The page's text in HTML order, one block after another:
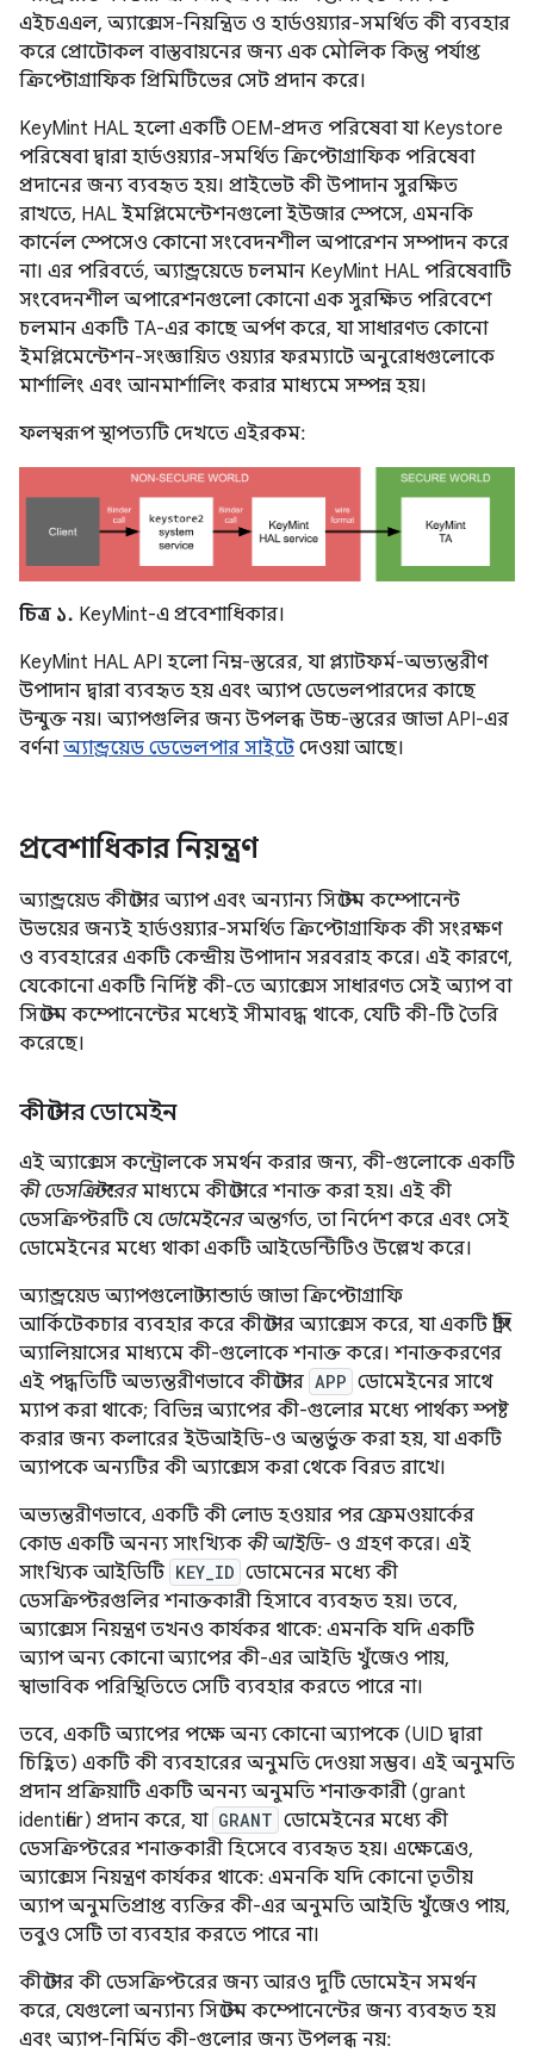
এইচএএল, অ্যাক্সেস-নিয়ন্ত্রিত ও হার্ডওয়্যার-সমর্থিত কী ব্যবহার
করে প্রোটোকল বাস্তবায়নের জন্য এক মৌলিক কিন্তু পর্যাপ্ত
ক্রিপ্টোগ্রাফিক প্রিমিটিভের সেট প্রদান করে।
KeyMint HAL হলো একটি OEM-প্রদত্ত পরিষেবা যা Keystore
পরিষেবা দ্বারা হার্ডওয়্যার-সমর্থিত ক্রিপ্টোগ্রাফিক পরিষেবা
প্রদানের জন্য ব্যবহৃত হয়। প্রাইভেট কী উপাদান সুরক্ষিত
রাখতে, HAL ইমপ্লিমেন্টেশনগুলো ইউজার স্পেসে, এমনকি
কার্নেল স্পেসেও কোনো সংবেদনশীল অপারেশন সম্পাদন করে
না। এর পরিবর্তে, অ্যান্ড্রয়েডে চলমান KeyMint HAL পরিষেবাটি
সংবেদনশীল অপারেশনগুলো কোনো এক সুরক্ষিত পরিবেশে
চলমান একটি TA-এর কাছে অর্পণ করে, যা সাধারণত কোনো
ইমপ্লিমেন্টেশন-সংজ্ঞায়িত ওয়্যার ফরম্যাটে অনুরোধগুলোকে
মার্শালিং এবং আনমার্শালিং করার মাধ্যমে সম্পন্ন হয়।
ফলস্বরূপ স্থাপত্যটি দেখতে এইরকম:
চিত্র ১. KeyMint-এ প্রবেশাধিকার।
KeyMint HAL API হলো নিম্ন-স্তরের, যা প্ল্যাটফর্ম-অভ্যন্তরীণ
উপাদান দ্বারা ব্যবহৃত হয় এবং অ্যাপ ডেভেলপারদের কাছে
উন্মুক্ত নয়। অ্যাপগুলির জন্য উপলব্ধ উচ্চ-স্তরের জাভা API-এর
বর্ণনাঅ্যান্ড্রয়েড ডেভেলপার সাইটে দেওয়া আছে।
প্রবেশাধিকার নিয়ন্ত্রণ
অ্যান্ড্রয়েড কীস্টোর অ্যাপ এবং অন্যান্য সিস্টেম কম্পোনেন্ট
উভয়ের জন্যই হার্ডওয়্যার-সমর্থিত ক্রিপ্টোগ্রাফিক কী সংরক্ষণ
ও ব্যবহারের একটি কেন্দ্রীয় উপাদান সরবরাহ করে। এই কারণে,
যেকোনো একটি নির্দিষ্ট কী-তে অ্যাক্সেস সাধারণত সেই অ্যাপ বা
সিস্টেম কম্পোনেন্টের মধ্যেই সীমাবদ্ধ থাকে, যেটি কী-টি তৈরি
করেছে।
কীস্টোর ডোমেইন
এই অ্যাক্সেস কন্ট্রোলকে সমর্থন করার জন্য, কী-গুলোকে একটি
কী ডেসক্রিপ্টরেরমাধ্যমে কীস্টোরে শনাক্ত করা হয়। এই কী
ডেসক্রিপ্টরটি যে ডোমেইনেরঅন্তর্গত, তা নির্দেশ করে এবং সেই
ডোমেইনের মধ্যে থাকা একটি আইডেন্টিটিও উল্লেখ করে।
অ্যান্ড্রয়েড অ্যাপগুলো স্ট্যান্ডার্ড জাভা ক্রিপ্টোগ্রাফি
আর্কিটেকচার ব্যবহার করে কীস্টোর অ্যাক্সেস করে, যা একটি স্ট্রিং
অ্যালিয়াসের মাধ্যমে কী-গুলোকে শনাক্ত করে। শনাক্তকরণের
এই পদ্ধতিটি অভ্যন্তরীণভাবে কীস্টোর APP ডোমেইনের সাথে
ম্যাপ করা থাকে; বিভিন্ন অ্যাপের কী-গুলোর মধ্যে পার্থক্য স্পষ্ট
করার জন্য কলারের ইউআইডি-ও অন্তর্ভুক্ত করা হয়, যা একটি
অ্যাপকে অন্যটির কী অ্যাক্সেস করা থেকে বিরত রাখে।
অভ্যন্তরীণভাবে, একটি কী লোড হওয়ার পর ফ্রেমওয়ার্কের
কোড একটি অনন্য সাংখ্যিক কী আইডি- ও গ্রহণ করে। এই
সাংখ্যিক আইডিটি KEY_ID ডোমেনের মধ্যে কী
ডেসক্রিপ্টরগুলির শনাক্তকারী হিসাবে ব্যবহৃত হয়। তবে,
অ্যাক্সেস নিয়ন্ত্রণ তখনও কার্যকর থাকে: এমনকি যদি একটি
অ্যাপ অন্য কোনো অ্যাপের কী-এর আইডি খুঁজেও পায়,
স্বাভাবিক পরিস্থিতিতে সেটি ব্যবহার করতে পারে না।
তবে, একটি অ্যাপের পক্ষে অন্য কোনো অ্যাপকে (UID দ্বারা
চিহ্নিত) একটি কী ব্যবহারের অনুমতি দেওয়া সম্ভব। এই অনুমতি
প্রদান প্রক্রিয়াটি একটি অনন্য অনুমতি শনাক্তকারী (grant
identifier) ​​প্রদান করে, যা GRANT ডোমেইনের মধ্যে কী
ডেসক্রিপ্টরের শনাক্তকারী হিসেবে ব্যবহৃত হয়। এক্ষেত্রেও,
অ্যাক্সেস নিয়ন্ত্রণ কার্যকর থাকে: এমনকি যদি কোনো তৃতীয়
অ্যাপ অনুমতিপ্রাপ্ত ব্যক্তির কী-এর অনুমতি আইডি খুঁজেও পায়,
তবুও সেটি তা ব্যবহার করতে পারে না।
কীস্টোর কী ডেসক্রিপ্টরের জন্য আরও দুটি ডোমেইন সমর্থন
করে, যেগুলো অন্যান্য সিস্টেম কম্পোনেন্টের জন্য ব্যবহৃত হয়
এবং অ্যাপ-নির্মিত কী-গুলোর জন্য উপলব্ধ নয়: